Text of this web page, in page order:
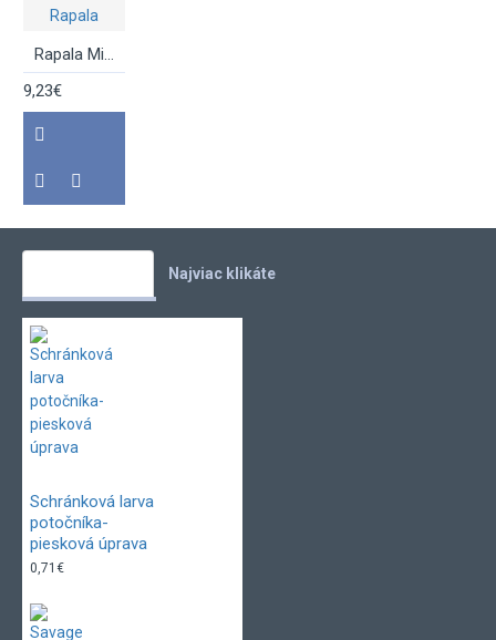
Rapala
Rapala Mini Fat Rap FT (Firetiger)
9,23€
Najviac klikáte
Schránková larva
potočníka-
piesková úprava
0,71€